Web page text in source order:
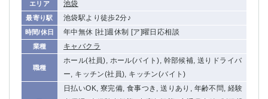
エリア 池袋
最寄り駅 池袋駅より徒歩2分♪
時間/休日 年中無休 [社]週休制 [ア]曜日応相談
業種 キャバクラ
職種
ホール(社員), ホール(バイト), 幹部候補, 送りドライバ
ー, キッチン(社員), キッチン(バイト)
日払いOK, 寮完備, 食事つき, 送りあり, 年齢不問, 経験
川崎
本厚木
新横浜
藤沢
平塚
武蔵小杉
小田原
横浜・桜木町
関内・馬車道・日ノ出町 武蔵新城